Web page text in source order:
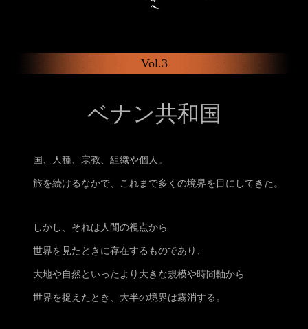
Vol.3
ベナン共和国
国、人種、宗教、組織や個人。
旅を続けるなかで、これまで多くの境界を目にしてきた。
しかし、それは人間の視点から
世界を見たときに存在するものであり、
大地や自然といったより大きな規模や時間軸から
世界を捉えたとき、 大半の境界は霧消する。